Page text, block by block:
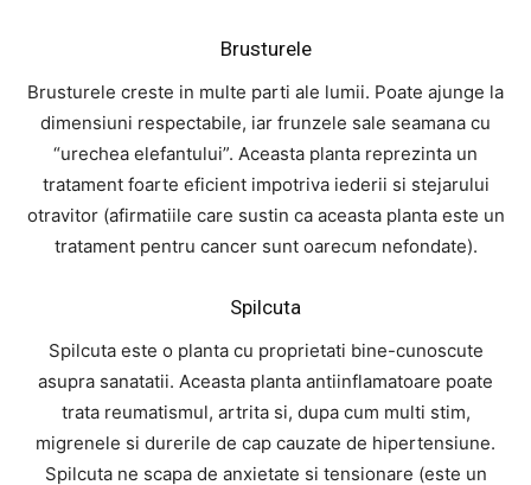
Brusturele
Brusturele creste in multe parti ale lumii. Poate ajunge la
dimensiuni respectabile, iar frunzele sale seamana cu
“urechea elefantului”. Aceasta planta reprezinta un
tratament foarte eficient impotriva iederii si stejarului
otravitor (afirmatiile care sustin ca aceasta planta este un
tratament pentru cancer sunt oarecum nefondate).
Spilcuta
Spilcuta este o planta cu proprietati bine-cunoscute
asupra sanatatii. Aceasta planta antiinflamatoare poate
trata reumatismul, artrita si, dupa cum multi stim,
migrenele si durerile de cap cauzate de hipertensiune.
Spilcuta ne scapa de anxietate si tensionare (este un